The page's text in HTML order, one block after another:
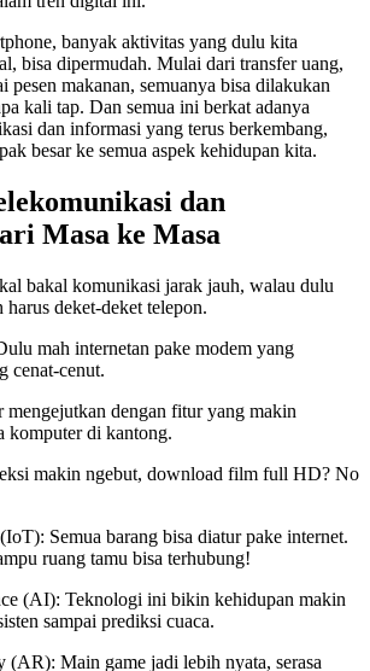
banyak aktivitas yang dulu kita
bisa dipermudah. Mulai dari transfer uang,
pesen makanan, semuanya bisa dilakukan
kali tap. Dan semua ini berkat adanya
dan informasi yang terus berkembang,
besar ke semua aspek kehidupan kita.
dan
Masa ke Masa
bakal komunikasi jarak jauh, walau dulu
harus deket-deket telepon.
mah internetan pake modem yang
cenat-cenut.
mengejutkan dengan fitur yang makin
komputer di kantong.
makin ngebut, download film full HD? No
Semua barang bisa diatur pake internet.
ruang tamu bisa terhubung!
(AI): Teknologi ini bikin kehidupan makin
sampai prediksi cuaca.
(AR): Main game jadi lebih nyata, serasa